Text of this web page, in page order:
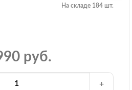
На складе 184 шт.
руб.
+